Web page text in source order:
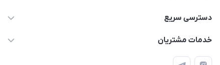
09171115348
طبقه همکف واحد 131
دسترسی سریع
مجله فروشگاه
خدمات مشتریان
قوانین و مقررات